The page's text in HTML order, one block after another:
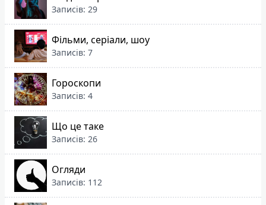
Записів: 29
Фільми, серіали, шоу
Записів: 7
Гороскопи
Записів: 4
Що це таке
Записів: 26
Огляди
Записів: 112